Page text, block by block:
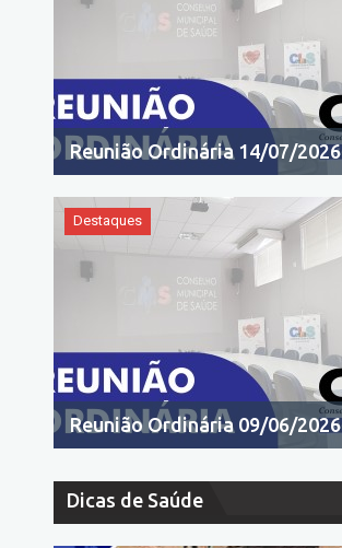
Reunião Ordinária 14/07/2026
Destaques
Reunião Ordinária 09/06/2026
Dicas de Saúde